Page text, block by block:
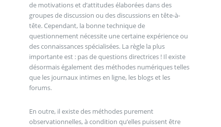
de motivations et d’attitudes élaborées dans des
groupes de discussion ou des discussions en tête-à-
tête. Cependant, la bonne technique de
questionnement nécessite une certaine expérience ou
des connaissances spécialisées. La règle la plus
importante est : pas de questions directrices ! Il existe
désormais également des méthodes numériques telles
que les journaux intimes en ligne, les blogs et les
forums.
En outre, il existe des méthodes purement
observationnelles, à condition qu’elles puissent être